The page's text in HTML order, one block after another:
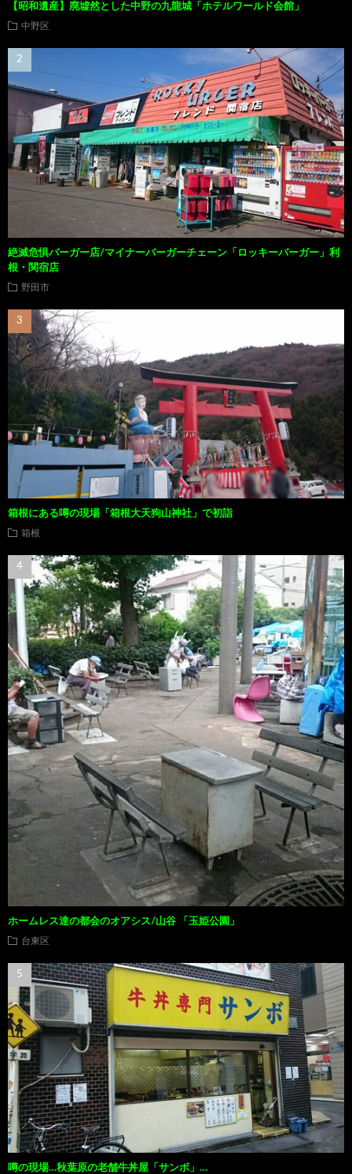
【昭和遺産】廃墟然とした中野の九龍城「ホテルワールド会館」
中野区
絶滅危惧バーガー店/マイナーバーガーチェーン「ロッキーバーガー」利
根・関宿店
野田市
箱根にある噂の現場「箱根大天狗山神社」で初詣
箱根
ホームレス達の都会のオアシス/山谷 「玉姫公園」
台東区
噂の現場…秋葉原の老舗牛丼屋「サンボ」…